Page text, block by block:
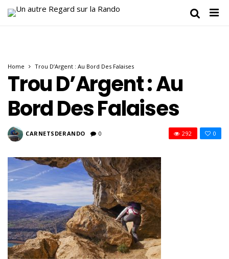
Home Trou D’Argent : Au Bord Des Falaises
Trou D’Argent : Au
Bord Des Falaises
CARNETSDERANDO 0 0
292